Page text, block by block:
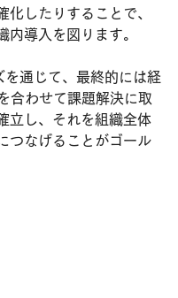
化したりすることで、
内導入を図ります。
を通じて、最終的には経
合わせて課題解決に取
立し、それを組織全体
つなげることがゴール